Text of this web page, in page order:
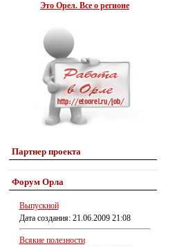
Это Орел. Все о регионе
Партнер проекта
Форум Орла
Выпускной
Дата создания: 21.06.2009 21:08
Всякие полезности